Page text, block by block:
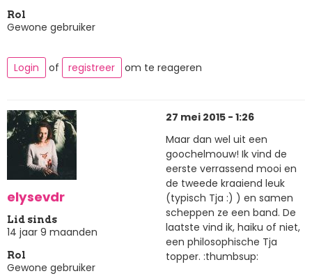
Rol
Gewone gebruiker
Login of registreer om te reageren
elysevdr
Lid sinds
14 jaar 9 maanden
Rol
Gewone gebruiker
27 mei 2015 - 1:26
Maar dan wel uit een
goochelmouw! Ik vind de
eerste verrassend mooi en
de tweede kraaiend leuk
(typisch Tja :) ) en samen
scheppen ze een band. De
laatste vind ik, haiku of niet,
een philosophische Tja
topper. :thumbsup: